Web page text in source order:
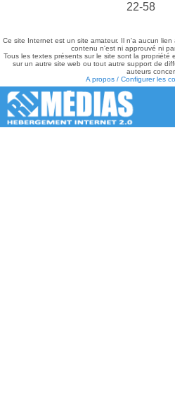
22-58
Ce site Internet est un site amateur. Il n'a aucun
contenu n'est ni approuvé ni
Tous les textes présents sur le site sont la propriété
sur un autre site web ou tout autre support de
auteurs
A propos / Configurer les